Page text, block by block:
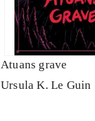
Atuans grave
Ursula K. Le Guin